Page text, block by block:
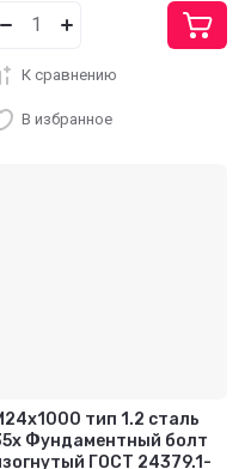
К сравнению
В избранное
тип 1.2 сталь
Фундаментный болт
ГОСТ 24379.1-